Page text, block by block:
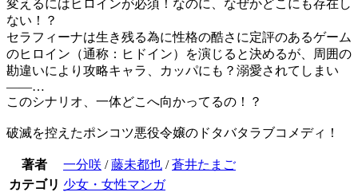
変えるにはヒロインが必須！なのに、なぜかどこにも存在し
ない！？
セラフィーナは生き残る為に性格の酷さに定評のあるゲーム
のヒロイン（通称：ヒドイン）を演じると決めるが、周囲の
勘違いにより攻略キャラ、カッパにも？溺愛されてしまい
――…
このシナリオ、一体どこへ向かってるの！？
破滅を控えたポンコツ悪役令嬢のドタバタラブコメディ！
著者 一分咲 /藤未都也 /蒼井たまご
カテゴリ 少女・女性マンガ